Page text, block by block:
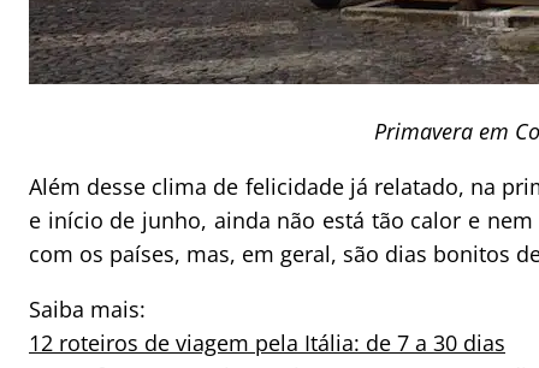
Primavera em
Além desse clima de felicidade já relatado, na
e início de junho, ainda não está tão calor e
com os países, mas, em geral, são dias bonitos
Saiba mais:
12 roteiros de viagem pela Itália: de 7 a 30 dias